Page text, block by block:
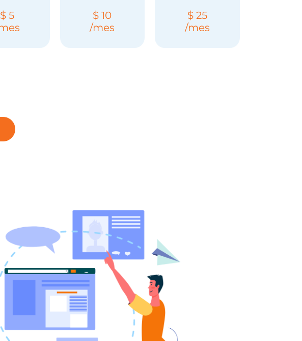
$ 5
$ 10
/mes
$ 25
/mes